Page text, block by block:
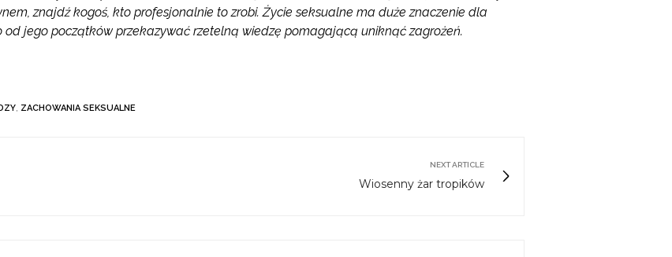
znajdź kogoś, kto profesjonalnie to zrobi. Życie seksualne ma duże znaczenie dla
jego początków przekazywać rzetelną wiedzę pomagającą uniknąć zagrożeń.
, ZACHOWANIA SEKSUALNE
NEXT ARTICLE
Wiosenny żar tropików